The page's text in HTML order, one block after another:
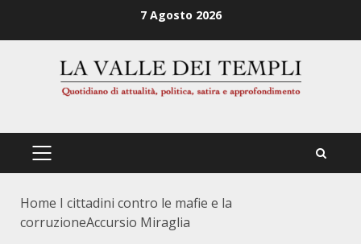
7 Agosto 2026
PRIMÄRES
Home I cittadini contro le mafie e la
corruzioneAccursio Miraglia